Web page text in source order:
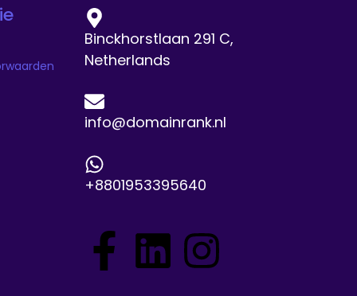
Binckhorstlaan 291 C,
Netherlands
info@domainrank.nl
+8801953395640